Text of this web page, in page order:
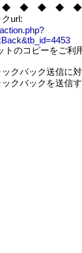
◆ ◆ ◆
url:
トのコピーをご利
クバック送信に
クバックを送信